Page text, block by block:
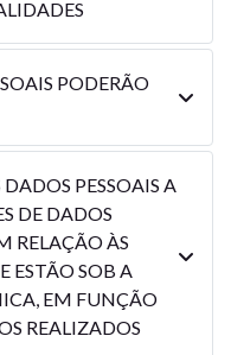
PODERÃO
PESSOAIS A
DE DADOS
RELAÇÃO ÀS
ESTÃO SOB A
EM FUNÇÃO
REALIZADOS